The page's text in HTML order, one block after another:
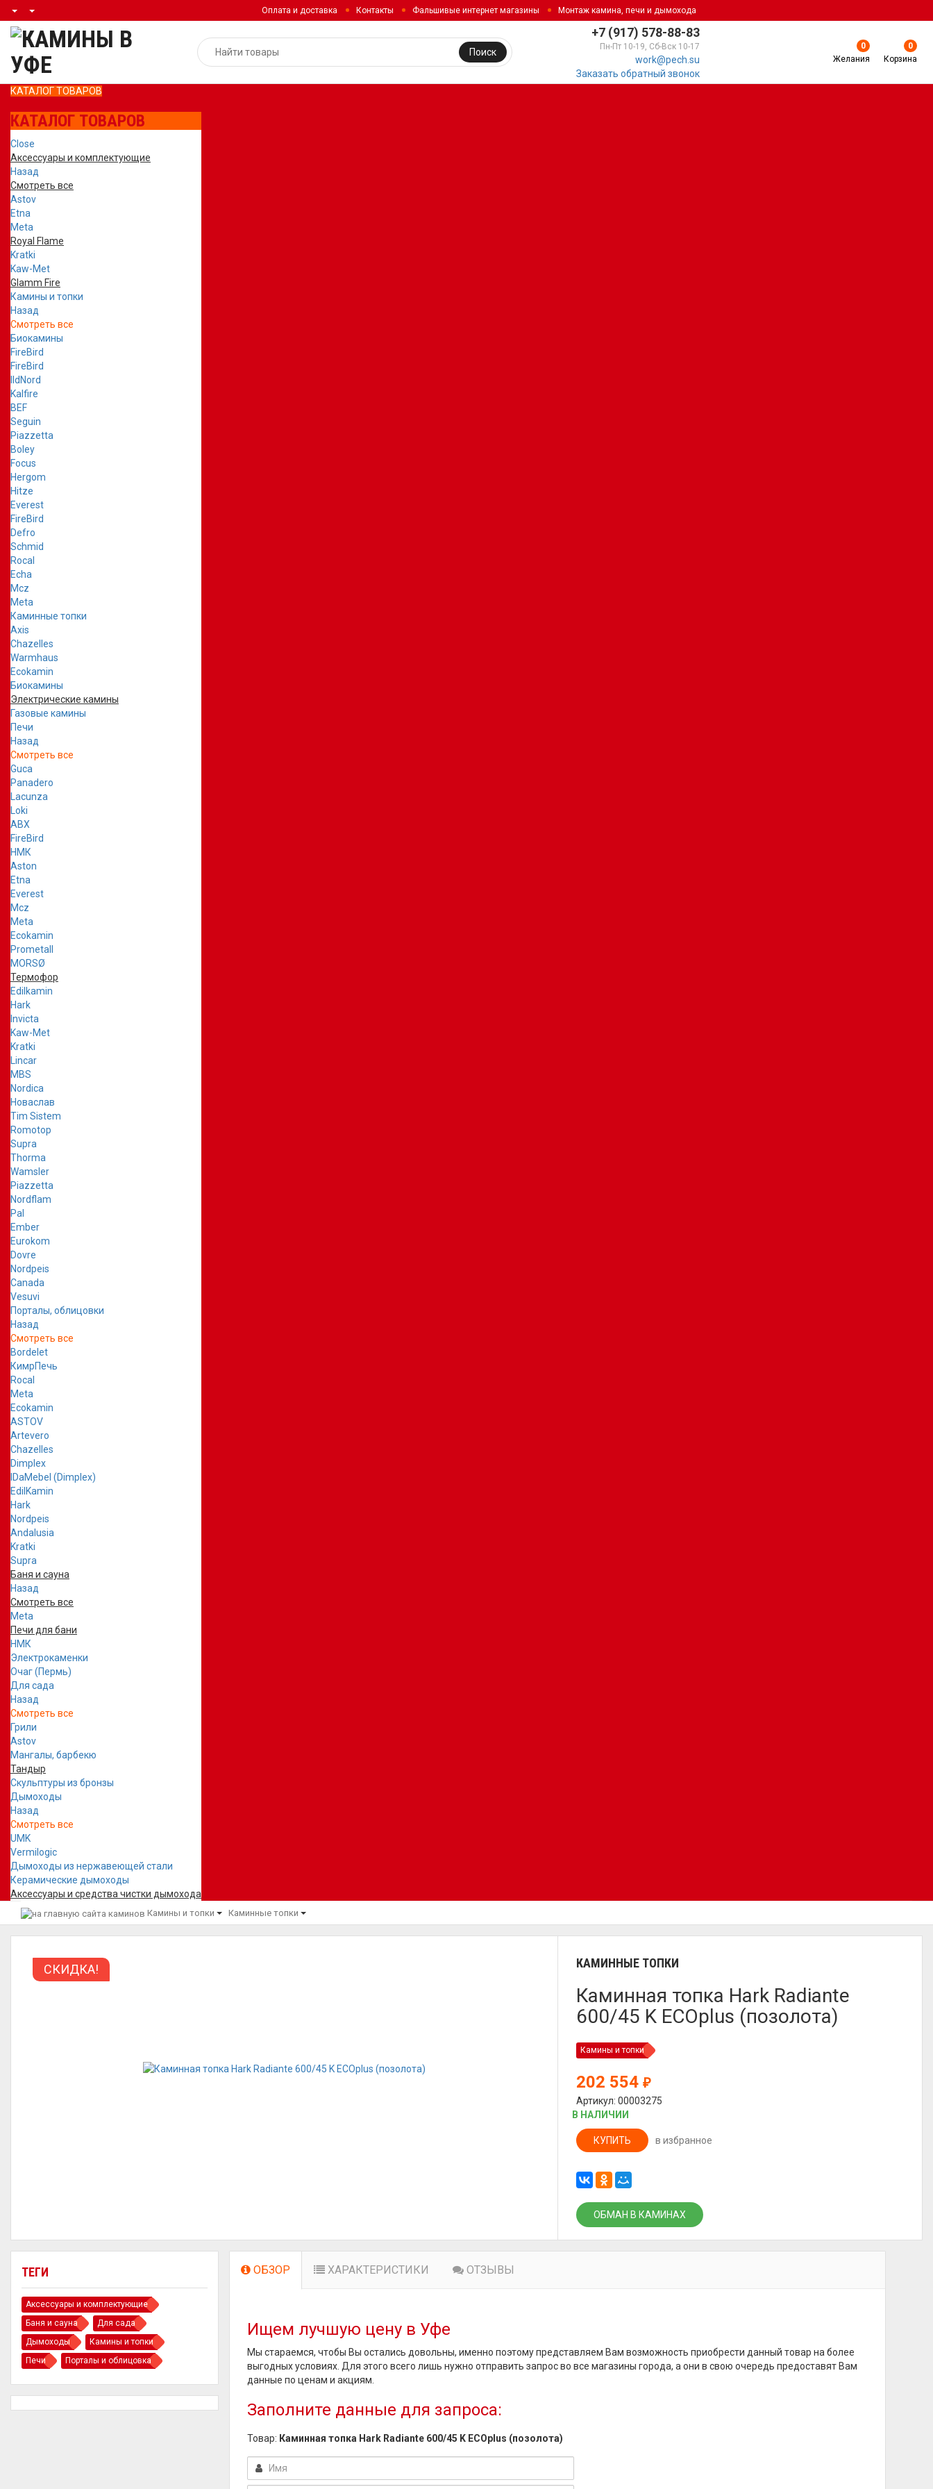
Оплата и доставка Контакты Фальшивые интернет магазины Монтаж камина, печи и дымохода
+7 (917) 578-88-83
Пн-Пт 10-19, Сб-Вск 10-17
work@pech.su
Заказать обратный звонок
Поиск
0
Желания
0
Корзина
КАТАЛОГ ТОВАРОВ
КАТАЛОГ ТОВАРОВ
Close
Аксессуары и комплектующие
Назад
Смотреть все
Astov
Etna
Meta
Royal Flame
Kratki
Kaw-Met
Glamm Fire
Камины и топки
Назад
Смотреть все
Биокамины
FireBird
FireBird
IldNord
Kalfire
BEF
Seguin
Piazzetta
Boley
Focus
Hergom
Hitze
Everest
FireBird
Defro
Schmid
Rocal
Echa
Mcz
Meta
Каминные топки
Axis
Chazelles
Warmhaus
Ecokamin
Биокамины
Электрические камины
Газовые камины
Печи
Назад
Смотреть все
Guca
Panadero
Lacunza
Loki
ABX
FireBird
НМК
Aston
Etna
Everest
Mcz
Meta
Ecokamin
Prometall
MORSØ
Термофор
Edilkamin
Hark
Invicta
Kaw-Met
Kratki
Lincar
MBS
Nordica
Новаслав
Tim Sistem
Romotop
Supra
Thorma
Wamsler
Piazzetta
Nordflam
Pal
Ember
Eurokom
Dovre
Nordpeis
Canada
Vesuvi
Порталы, облицовки
Назад
Смотреть все
Bordelet
КимрПечь
Rocal
Meta
Ecokamin
ASTOV
Artevero
Chazelles
Dimplex
IDaMebel (Dimplex)
EdilKamin
Hark
Nordpeis
Andalusia
Kratki
Supra
Баня и сауна
Назад
Смотреть все
Meta
Печи для бани
НМК
Электрокаменки
Очаг (Пермь)
Для сада
Назад
Смотреть все
Грили
Astov
Мангалы, барбекю
Тандыр
Скульптуры из бронзы
Дымоходы
Назад
Смотреть все
UMK
Vermilogic
Дымоходы из нержавеющей стали
Керамические дымоходы
Аксессуары и средства чистки дымохода
Камины и топки Каминные топки
СКИДКА! КАМИННЫЕ ТОПКИ
Каминная топка Hark Radiante
600/45 K ECOplus (позолота)
Камины и топки
202 554₽
Артикул: 00003275
В НАЛИЧИИ
КУПИТЬ в избранное
ОБМАН В КАМИНАХ
ТЕГИ
Аксессуары и комплектующие
Баня и сауна
Для сада
Дымоходы
Камины и топки
Печи
Порталы и облицовка
ОБЗОР ХАРАКТЕРИСТИКИ ОТЗЫВЫ
Ищем лучшую цену в Уфе
Мы стараемся, чтобы Вы остались довольны, именно поэтому представляем Вам возможность приобрести данный товар на более
выгодных условиях. Для этого всего лишь нужно отправить запрос во все магазины города, а они в свою очередь предоставят Вам
данные по ценам и акциям.
Заполните данные для запроса:
Товар: Каминная топка Hark Radiante 600/45 K ECOplus (позолота)